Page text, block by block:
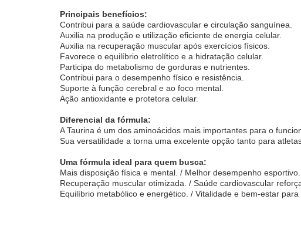
Principais benefícios:
Contribui para a saúde cardiovascular e circulação sanguínea.
Auxilia na produção e utilização eficiente de energia celular.
Auxilia na recuperação muscular após exercícios físicos.
Favorece o equilíbrio eletrolítico e a hidratação celular.
Participa do metabolismo de gorduras e nutrientes.
Contribui para o desempenho físico e resistência.
Suporte à função cerebral e ao foco mental.
Ação antioxidante e protetora celular.
Diferencial da fórmula:
A Taurina é um dos aminoácidos mais importantes para o
Sua versatilidade a torna uma excelente opção tanto para
Uma fórmula ideal para quem busca:
Mais disposição física e mental. / Melhor desempenho esportivo.
Recuperação muscular otimizada. / Saúde cardiovascular
Equilíbrio metabólico e energético. / Vitalidade e bem-estar para